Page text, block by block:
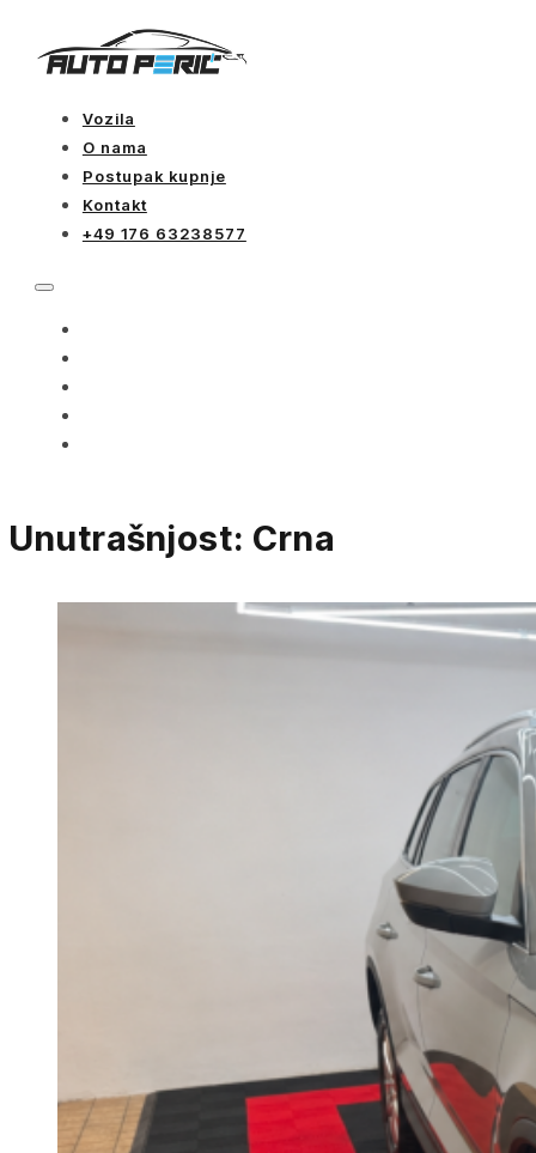
Vozila
O nama
Postupak kupnje
Kontakt
+49 176 63238577
Unutrašnjost: Crna